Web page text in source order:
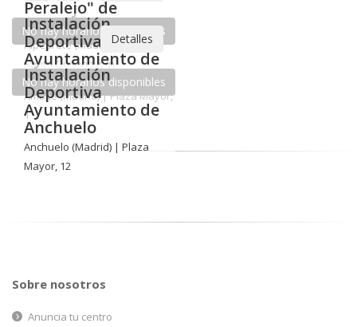
No hay horarios disponibles
Pabellón Deportivo "Pedro Ferrándiz" de
Alcobendas
Alcobendas (Madrid) | Avda. Olímpica, 20